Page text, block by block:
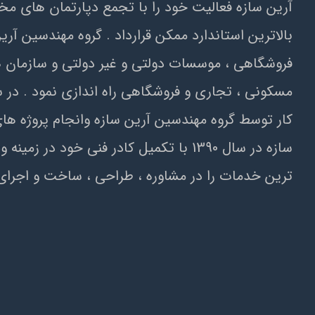
کار توسط گروه مهندسين آرين سازه وانجام
سازه در سال 1390 با تکميل کادر
ترين خدمات را در مشاوره ، طراحي ، ساخت و